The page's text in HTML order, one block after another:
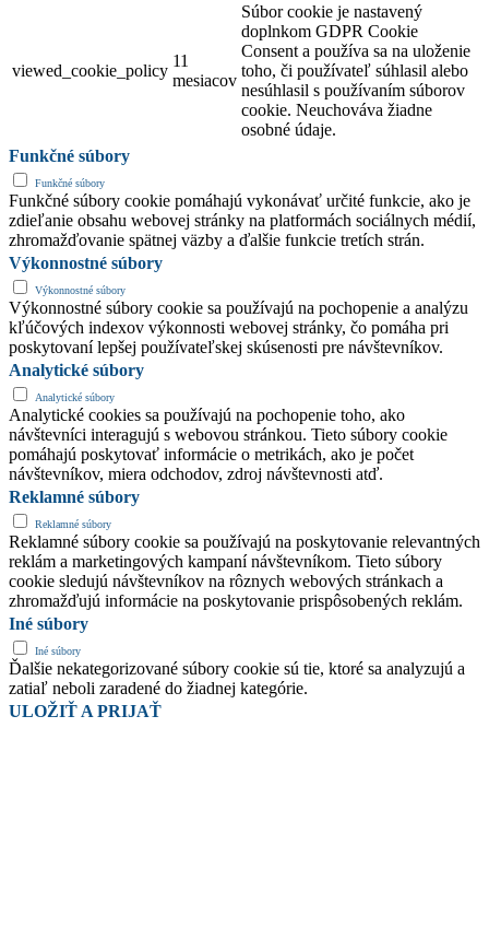
viewed_cookie_policy
11
mesiacov
Súbor cookie je nastavený
doplnkom GDPR Cookie
Consent a používa sa na uloženie
toho, či používateľ súhlasil alebo
nesúhlasil s používaním súborov
cookie. Neuchováva žiadne
osobné údaje.
Funkčné súbory
Funkčné súbory
Funkčné súbory cookie pomáhajú vykonávať určité funkcie, ako je
zdieľanie obsahu webovej stránky na platformách sociálnych médií,
zhromažďovanie spätnej väzby a ďalšie funkcie tretích strán.
Výkonnostné súbory
Výkonnostné súbory
Výkonnostné súbory cookie sa používajú na pochopenie a analýzu
kľúčových indexov výkonnosti webovej stránky, čo pomáha pri
poskytovaní lepšej používateľskej skúsenosti pre návštevníkov.
Analytické súbory
Analytické súbory
Analytické cookies sa používajú na pochopenie toho, ako
návštevníci interagujú s webovou stránkou. Tieto súbory cookie
pomáhajú poskytovať informácie o metrikách, ako je počet
návštevníkov, miera odchodov, zdroj návštevnosti atď.
Reklamné súbory
Reklamné súbory
Reklamné súbory cookie sa používajú na poskytovanie relevantných
reklám a marketingových kampaní návštevníkom. Tieto súbory
cookie sledujú návštevníkov na rôznych webových stránkach a
zhromažďujú informácie na poskytovanie prispôsobených reklám.
Iné súbory
Iné súbory
Ďalšie nekategorizované súbory cookie sú tie, ktoré sa analyzujú a
zatiaľ neboli zaradené do žiadnej kategórie.
ULOŽIŤ A PRIJAŤ